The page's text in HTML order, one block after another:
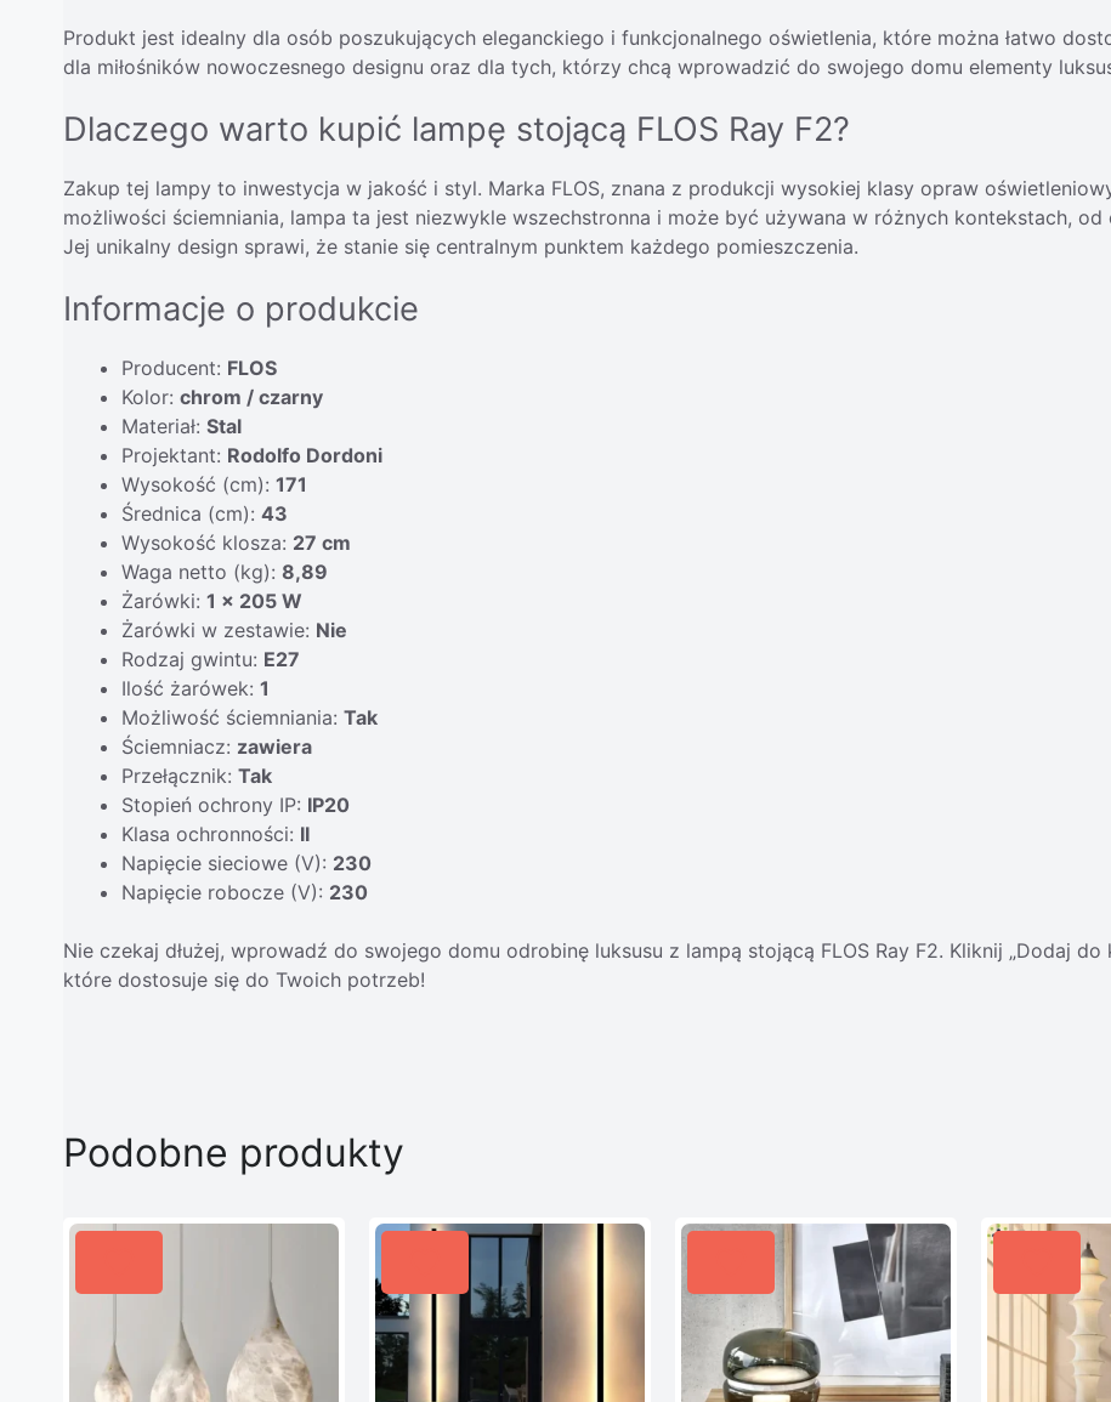
Produkt jest idealny dla osób poszukujących eleganckiego i funkcjonalnego oświetlenia, które można łatwo
dla miłośników nowoczesnego designu oraz dla tych, którzy chcą wprowadzić do swojego domu elementy
Dlaczego warto kupić lampę stojącą FLOS Ray F2?
Zakup tej lampy to inwestycja w jakość i styl. Marka FLOS, znana z produkcji wysokiej klasy opraw
możliwości ściemniania, lampa ta jest niezwykle wszechstronna i może być używana w różnych kontekstach,
Jej unikalny design sprawi, że stanie się centralnym punktem każdego pomieszczenia.
Informacje o produkcie
Producent: FLOS
Kolor: chrom / czarny
Materiał: Stal
Projektant: Rodolfo Dordoni
Wysokość (cm): 171
Średnica (cm): 43
Wysokość klosza: 27 cm
Waga netto (kg): 8,89
Żarówki: 1 x 205 W
Żarówki w zestawie: Nie
Rodzaj gwintu: E27
Ilość żarówek: 1
Możliwość ściemniania: Tak
Ściemniacz: zawiera
Przełącznik: Tak
Stopień ochrony IP: IP20
Klasa ochronności: II
Napięcie sieciowe (V): 230
Napięcie robocze (V): 230
Nie czekaj dłużej, wprowadź do swojego domu odrobinę luksusu z lampą stojącą FLOS Ray F2. Kliknij „Dodaj
które dostosuje się do Twoich potrzeb!
Podobne produkty